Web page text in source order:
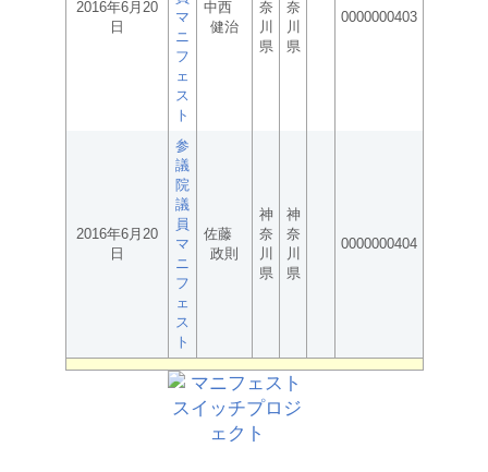
2016年6月20
日
マ
ニ
フ
ェ
ス
ト
中西
健治
奈
川
県
奈
川
県
0000000403
2016年6月20
日
参
議
院
議
員
マ
ニ
フ
ェ
ス
ト
佐藤
政則
神
奈
川
県
神
奈
川
県
0000000404